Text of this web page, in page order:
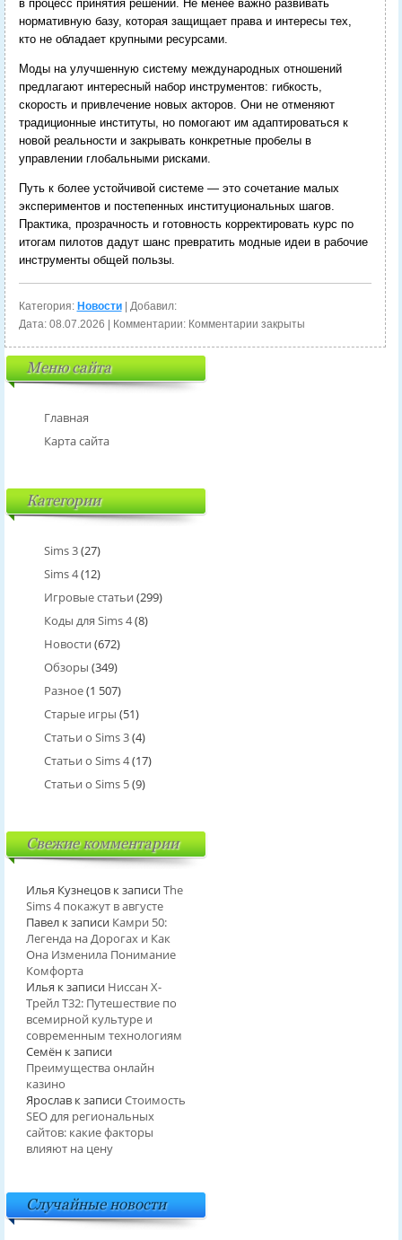
в процесс принятия решений. Не менее важно развивать
нормативную базу, которая защищает права и интересы тех,
кто не обладает крупными ресурсами.
Моды на улучшенную систему международных отношений
предлагают интересный набор инструментов: гибкость,
скорость и привлечение новых акторов. Они не отменяют
традиционные институты, но помогают им адаптироваться к
новой реальности и закрывать конкретные пробелы в
управлении глобальными рисками.
Путь к более устойчивой системе — это сочетание малых
экспериментов и постепенных институциональных шагов.
Практика, прозрачность и готовность корректировать курс по
итогам пилотов дадут шанс превратить модные идеи в рабочие
инструменты общей пользы.
Категория: Новости| Добавил:
Дата: 08.07.2026 | Комментарии: Комментарии закрыты
Меню сайта
Главная
Карта сайта
Категории
Sims 3(27)
Sims 4(12)
Игровые статьи (299)
Коды для Sims 4(8)
Новости (672)
Обзоры (349)
Разное(1 507)
Старые игры (51)
Статьи о Sims 3(4)
Статьи о Sims 4(17)
Статьи о Sims 5(9)
Свежие комментарии
Илья Кузнецовк записиThe
Sims 4 покажут в августе
Павелк записи Камри 50:
Легенда на Дорогах и Как
Она Изменила Понимание
Комфорта
Илья к записи Ниссан Х-
Трейл T32: Путешествие по
всемирной культуре и
современным технологиям
Семёнк записи
Преимущества онлайн
казино
Ярославк записиСтоимость
SEO для региональных
сайтов: какие факторы
влияют на цену
Случайные новости